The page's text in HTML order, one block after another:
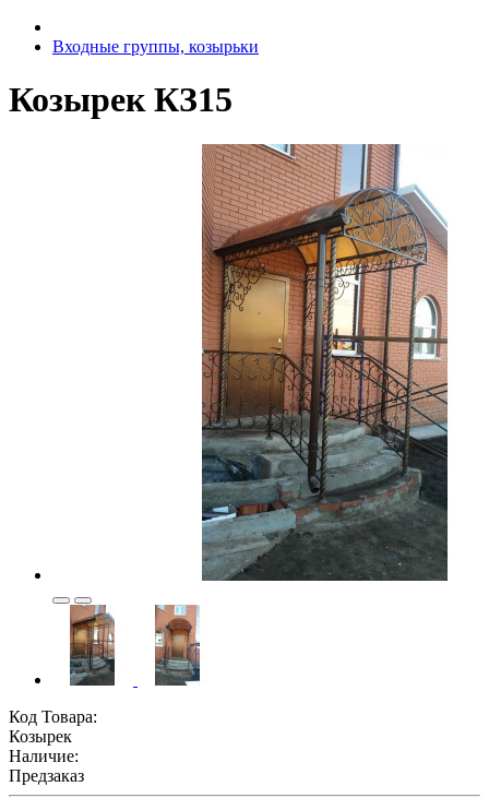
Входные группы, козырьки
Козырек КЗ15
Код Товара:
Козырек
Наличие:
Предзаказ